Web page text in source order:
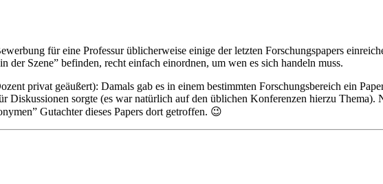
für eine Professur üblicherweise einige der letzten Forschungspapers
der Szene” befinden, recht einfach einordnen, um wen es sich handeln muss.
privat geäußert): Damals gab es in einem bestimmten Forschungsbereich ein
Diskussionen sorgte (es war natürlich auf den üblichen Konferenzen hierzu
Gutachter dieses Papers dort getroffen. 😉